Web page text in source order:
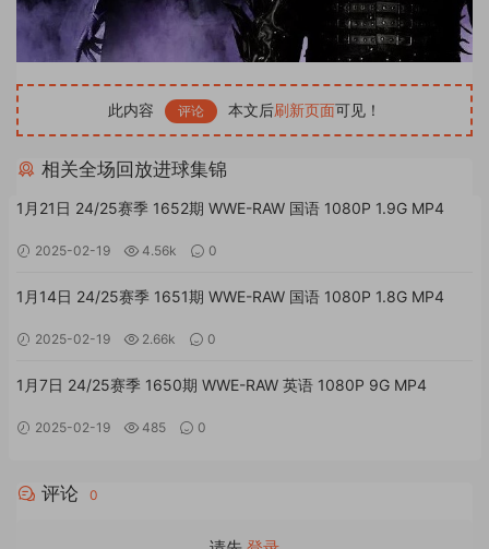
此内容 评论 本文后刷新页面可见！
相关全场回放进球集锦
1月21日 24/25赛季 1652期 WWE-RAW 国语 1080P 1.9G MP4
2025-02-19 4.56k 0
1月14日 24/25赛季 1651期 WWE-RAW 国语 1080P 1.8G MP4
2025-02-19 2.66k 0
1月7日 24/25赛季 1650期 WWE-RAW 英语 1080P 9G MP4
2025-02-19 485 0
评论 0